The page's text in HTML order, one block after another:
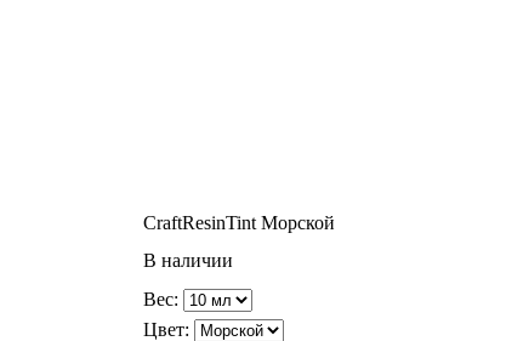
CraftResinTint Морской
В наличии
Вес:
Цвет: